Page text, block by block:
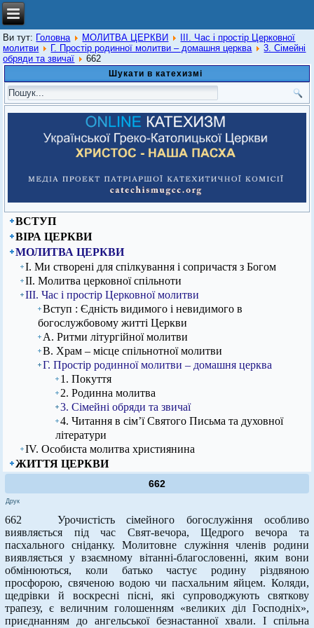
Ви тут: Головна МОЛИТВА ЦЕРКВИ
ІІІ. Час і простір Церковної
молитви
Г. Простір родинної молитви – домашня церква
3. Сімейні
обряди та звичаї
662
Шукати в катехизмі
ВСТУП
ВІРА ЦЕРКВИ
МОЛИТВА ЦЕРКВИ
І. Ми створені для спілкування і сопричастя з Богом
ІІ. Молитва церковної спільноти
ІІІ. Час і простір Церковної молитви
Вступ : Єдність видимого і невидимого в
богослужбовому житті Церкви
А. Ритми літургійної молитви
В. Храм – місце спільнотної молитви
Г. Простір родинної молитви – домашня церква
1. Покуття
2. Родинна молитва
3. Сімейні обряди та звичаї
4. Читання в сім’ї Святого Письма та духовної
літератури
ІV. Особиста молитва християнина
ЖИТТЯ ЦЕРКВИ
662
Друк
662 Урочистість сімейного богослужіння особливо
виявляється під час Свят-вечора, Щедрого вечора та
пасхального сніданку. Молитовне служіння членів родини
виявляється у взаємному вітанні-благословенні, яким вони
обмінюються, коли батько частує родину різдвяною
просфорою, свяченою водою чи пасхальним яйцем. Коляди,
щедрівки й воскресні пісні, які супроводжують святкову
трапезу, є величним голошенням «великих діл Господніх»,
приєднанням до ангельської безнастанної хвали. І спільна